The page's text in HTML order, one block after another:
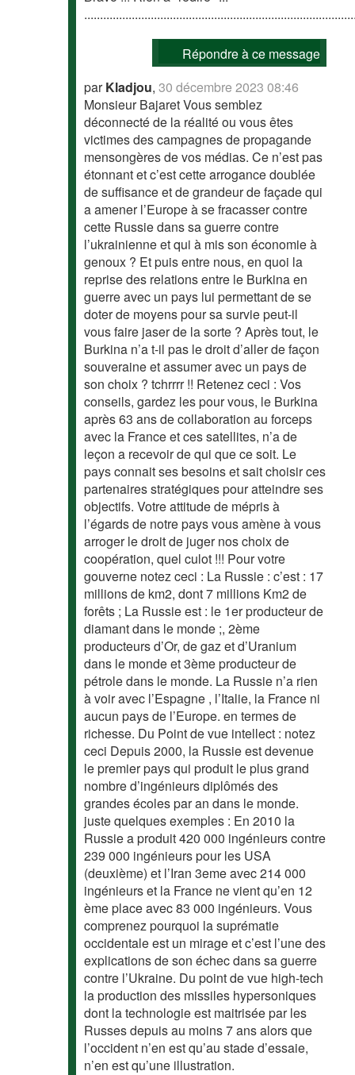
Répondre à ce message
parKladjou,30 décembre 2023 08:46
Monsieur Bajaret Vous semblez
déconnecté de la réalité ou vous êtes
victimes des campagnes de propagande
mensongères de vos médias. Ce n’est pas
étonnant et c’est cette arrogance doublée
de suffisance et de grandeur de façade qui
a amener l’Europe à se fracasser contre
cette Russie dans sa guerre contre
l’ukrainienne et qui à mis son économie à
genoux ? Et puis entre nous, en quoi la
reprise des relations entre le Burkina en
guerre avec un pays lui permettant de se
doter de moyens pour sa survie peut-il
vous faire jaser de la sorte ? Après tout, le
Burkina n’a t-il pas le droit d’aller de façon
souveraine et assumer avec un pays de
son choix ? tchrrrr !! Retenez ceci : Vos
conseils, gardez les pour vous, le Burkina
après 63 ans de collaboration au forceps
avec la France et ces satellites, n’a de
leçon a recevoir de qui que ce soit. Le
pays connait ses besoins et sait choisir ces
partenaires stratégiques pour atteindre ses
objectifs. Votre attitude de mépris à
l’égards de notre pays vous amène à vous
arroger le droit de juger nos choix de
coopération, quel culot !!! Pour votre
gouverne notez ceci : La Russie : c’est : 17
millions de km2, dont 7 millions Km2 de
forêts ; La Russie est : le 1er producteur de
diamant dans le monde ;, 2ème
producteurs d’Or, de gaz et d’Uranium
dans le monde et 3ème producteur de
pétrole dans le monde. La Russie n’a rien
à voir avec l’Espagne , l’Italie, la France ni
aucun pays de l’Europe. en termes de
richesse. Du Point de vue intellect : notez
ceci Depuis 2000, la Russie est devenue
le premier pays qui produit le plus grand
nombre d’ingénieurs diplômés des
grandes écoles par an dans le monde.
juste quelques exemples : En 2010 la
Russie a produit 420 000 ingénieurs contre
239 000 ingénieurs pour les USA
(deuxième) et l’Iran 3eme avec 214 000
ingénieurs et la France ne vient qu’en 12
ème place avec 83 000 ingénieurs. Vous
comprenez pourquoi la suprématie
occidentale est un mirage et c’est l’une des
explications de son échec dans sa guerre
contre l’Ukraine. Du point de vue high-tech
la production des missiles hypersoniques
dont la technologie est maitrisée par les
Russes depuis au moins 7 ans alors que
l’occident n’en est qu’au stade d’essaie,
n’en est qu’une illustration.